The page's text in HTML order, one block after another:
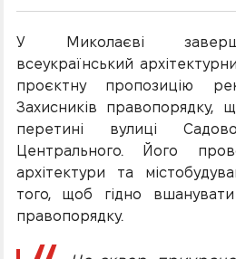
У Миколаєві
всеукраїнський
проєктну пропозицію
Захисників правопорядку,
перетині вулиці
Центрального. Його
архітектури та
того, щоб гідно вшанувати
правопорядку.